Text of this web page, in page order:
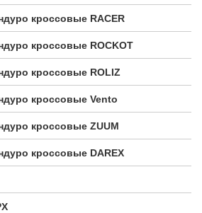
кроссовые RACER
кроссовые ROCKOT
кроссовые ROLIZ
кроссовые Vento
кроссовые ZUUM
кроссовые DAREX